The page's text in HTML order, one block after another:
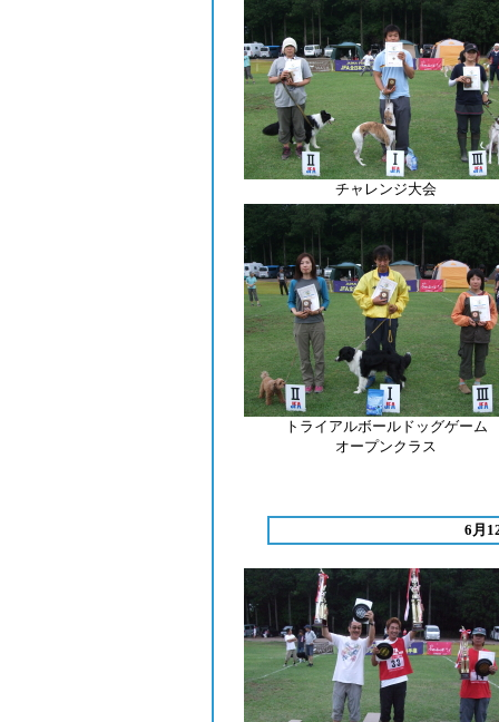
チャレンジ大会
トライアルボールドッグゲーム
オープンクラス
6月